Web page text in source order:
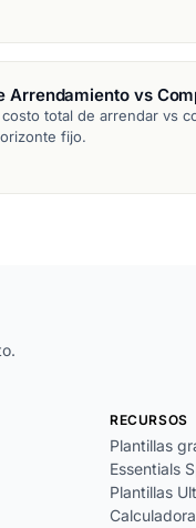
Arrendamiento vs
total de arrendar vs
fijo.
RECURSOS
Plantillas
Essentials
Plantillas